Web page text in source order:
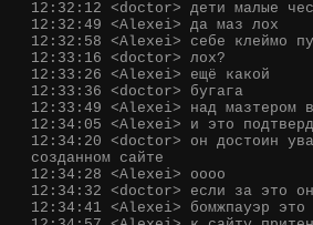
12:32:12 <doctor> дети малые
12:32:49 <Alexei> да маз лох
12:32:58 <Alexei> себе клеймо
12:33:16 <doctor> лох?
12:33:26 <Alexei> ещё какой
12:33:36 <doctor> бугага
12:33:49 <Alexei> над мазтером
12:34:05 <Alexei> и это
12:34:20 <doctor> он достоин
созданном сайте
12:34:28 <Alexei> оооо
12:34:32 <doctor> если за это
12:34:41 <Alexei> бомжпауэр это